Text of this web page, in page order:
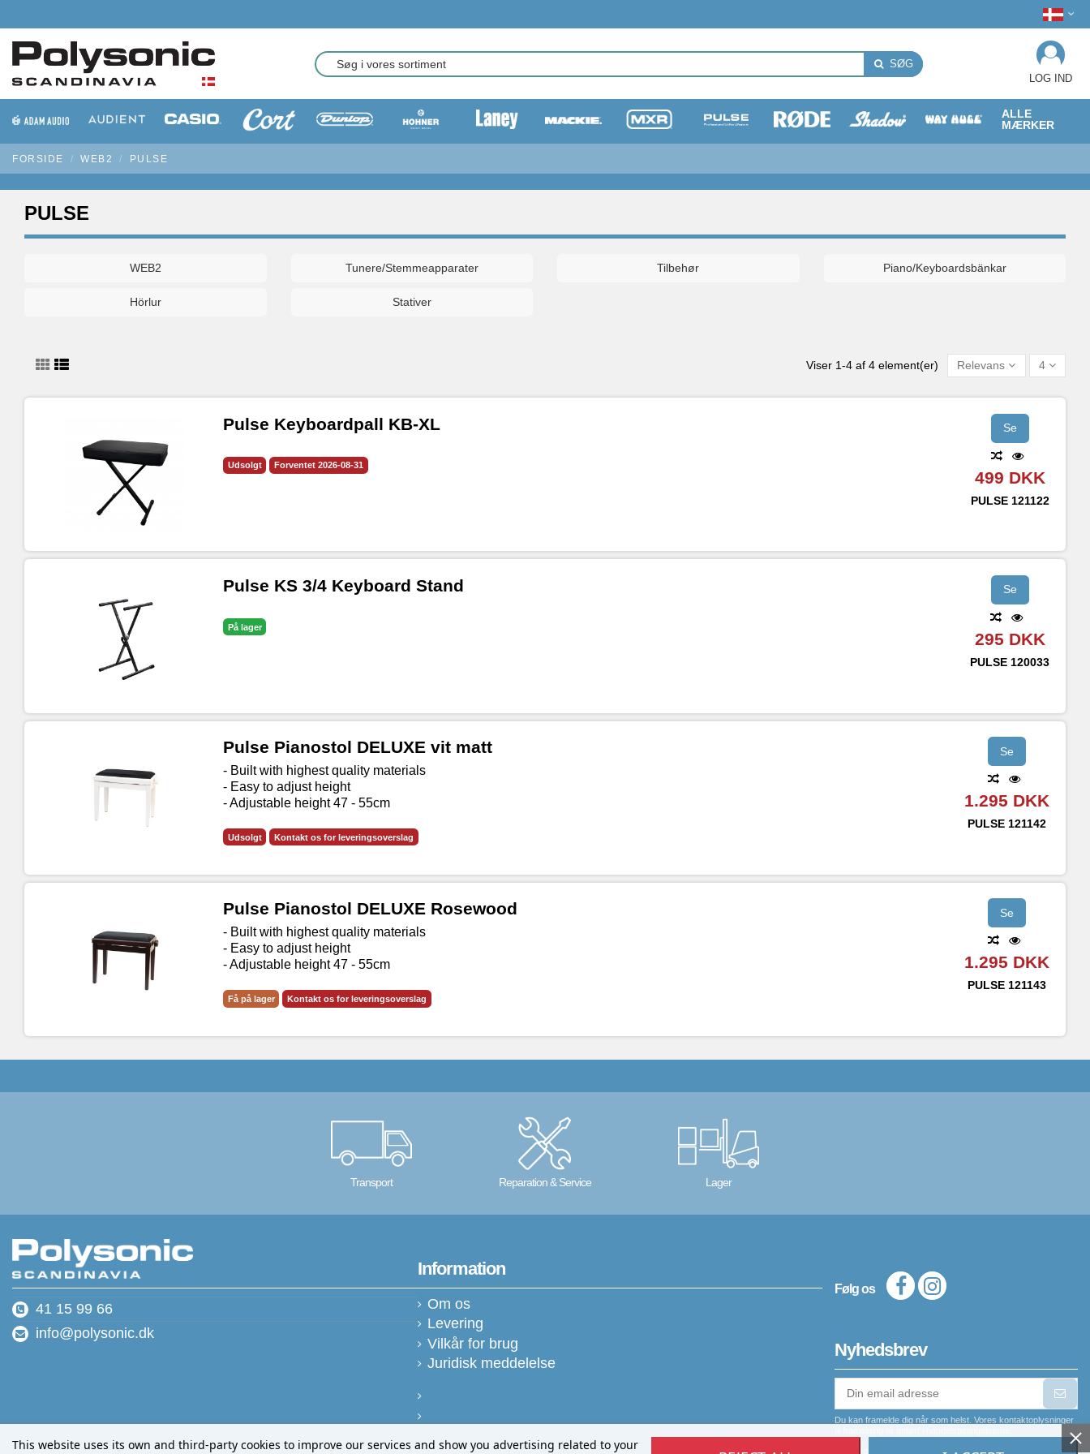
SØG
LOG IND
ALLE
MÆRKER
FORSIDE WEB2 PULSE
PULSE
WEB2 Tunere/Stemmeapparater Tilbehør Piano/Keyboardsbänkar
Hörlur Stativer
Viser 1-4 af 4 element(er) Relevans 4
Pulse Keyboardpall KB-XL
Udsolgt Forventet 2026-08-31
Se
499 DKK
PULSE 121122
Pulse KS 3/4 Keyboard Stand
På lager
Se
295 DKK
PULSE 120033
Pulse Pianostol DELUXE vit matt
- Built with highest quality materials
- Easy to adjust height
- Adjustable height 47 - 55cm
Udsolgt Kontakt os for leveringsoverslag
Se
1.295 DKK
PULSE 121142
Pulse Pianostol DELUXE Rosewood
- Built with highest quality materials
- Easy to adjust height
- Adjustable height 47 - 55cm
Få på lager Kontakt os for leveringsoverslag
Se
1.295 DKK
PULSE 121143
Transport Reparation & Service Lager
41 15 99 66
info@polysonic.dk
Information
Om os
Levering
Vilkår for brug
Juridisk meddelelse
This website uses its own and third-party cookies to improve our services and show you advertising related to your
Følg os
Nyhedsbrev
Du kan framelde dig når som helst. Vores kontaktoplysninger
Jeg er indforstået med, at mine personlige